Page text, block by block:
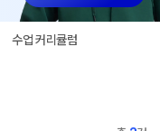
수업 커리큘럼